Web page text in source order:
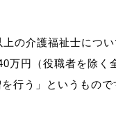
上の介護福祉士につ
万円（役職者を除く